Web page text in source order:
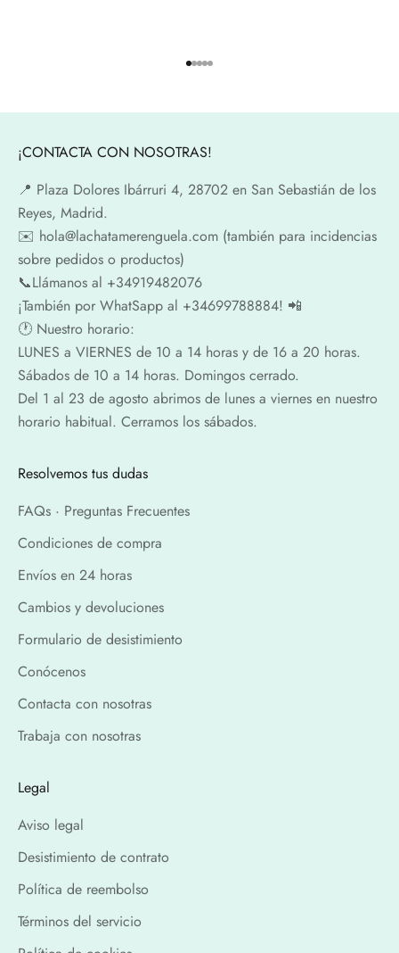
Ir al artículo 1
Ir al artículo 2
Ir al artículo 3
Ir al artículo 4
Ir al artículo 5
¡CONTACTA CON NOSOTRAS!
📍​ Plaza Dolores Ibárruri 4, 28702 en San Sebastián de los
Reyes, Madrid.
✉️​ hola@lachatamerenguela.com (también para incidencias
sobre pedidos o productos)
📞​​Llámanos al +34919482076
¡También por WhatSapp al +34699788884! 📲
🕐​ Nuestro horario:
LUNES a VIERNES de 10 a 14 horas y de 16 a 20 horas.
Sábados de 10 a 14 horas. Domingos cerrado.
Del 1 al 23 de agosto abrimos de lunes a viernes en nuestro
horario habitual. Cerramos los sábados.
Resolvemos tus dudas
FAQs · Preguntas Frecuentes
Condiciones de compra
Envíos en 24 horas
Cambios y devoluciones
Formulario de desistimiento
Conócenos
Contacta con nosotras
Trabaja con nosotras
Legal
Aviso legal
Desistimiento de contrato
Política de reembolso
Términos del servicio